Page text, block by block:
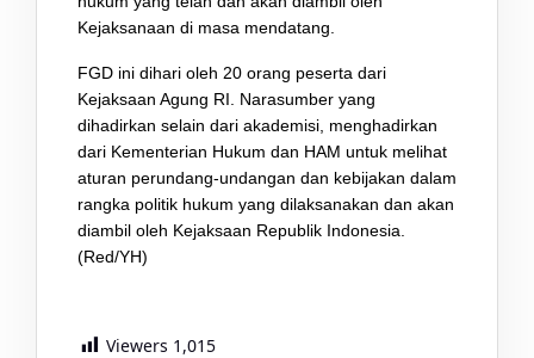
Kejaksanaan di masa mendatang.
FGD ini dihari oleh 20 orang peserta dari
Kejaksaan Agung RI. Narasumber yang
dihadirkan selain dari akademisi, menghadirkan
dari Kementerian Hukum dan HAM untuk melihat
aturan perundang-undangan dan kebijakan dalam
rangka politik hukum yang dilaksanakan dan akan
diambil oleh Kejaksaan Republik Indonesia.
(Red/YH)
Viewers 1,015